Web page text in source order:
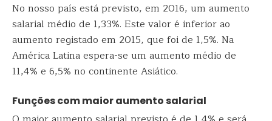
No nosso país está previsto, em 2016, um aumento
salarial médio de 1,33%. Este valor é inferior ao
aumento registado em 2015, que foi de 1,5%. Na
América Latina espera-se um aumento médio de
11,4% e 6,5% no continente Asiático.
Funções com maior aumento salarial